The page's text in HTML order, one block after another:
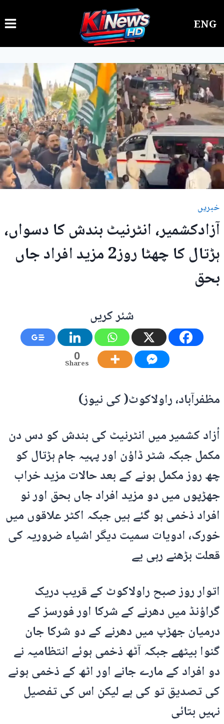
to
content
ENG
خبریں
آزادکشمیر، انٹرنیٹ بندش کا دسواں،
ہڑتال کا چھٹا روز2 مزید افراد جاں
بحق
شئر کریں
0
Shares
مظفرآباد، راولاکوٹ( کی نیوز)
أزاد کشمیر میں انٹرنیٹ کی بندش کو دس دن
مکمل جبکہ شٹر ڈاؤن اور پہیہ جام ہڑتال کو
چھ روز مکمل ہونے کے بعد حالات مزید خراب
جھڑپوں میں دو مزید افراد جاں بحق اور نو
افراد ذخمی ہو گئے ہیں جبکہ اکٹر علاقوں میں
خورک، ادویات سمیت دیگر اشیاء ضروریہ کی
قعلت بڑھنے رہی یے
اتوار روز صبح راولاکوٹ کے قریب دریک
گراؤنڈ میں دھرنے کے شرکا اور فورسز کے
درمیان جھڑپ میں دھرنے کے دو شرکا جان
گنوا بیٹھے جبکہ آٹھ ذخمی ہوئے انتظامیہ نے
دو افراد کے مارے جانے اور اٹھ کے ذخمی ہونے
کی تصدیق تو کی ہے لیکن اس کی تفصیل
نہیں بتائی